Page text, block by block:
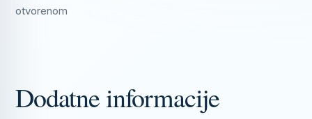
otvorenom
Dodatne informacije